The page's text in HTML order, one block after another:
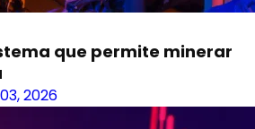
que permite minerar
2026